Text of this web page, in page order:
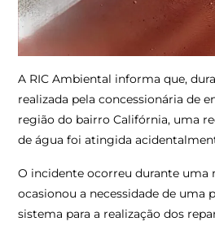
A RIC Ambiental informa que,
realizada pela concessionária de
região do bairro Califórnia, uma
de água foi atingida
O incidente ocorreu durante uma
ocasionou a necessidade de uma
sistema para a realização dos